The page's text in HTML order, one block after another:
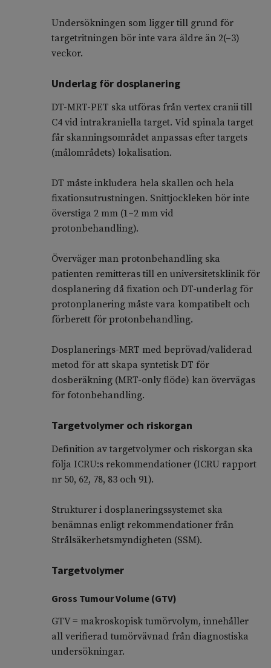
Undersökningen som ligger till grund för
targetritningen bör inte vara äldre än 2(–3)
veckor.
Underlag för dosplanering
DT-MRT-PET ska utföras från vertex cranii till
C4 vid intrakraniella target. Vid spinala target
får skanningsområdet anpassas efter targets
(målområdets) lokalisation.
DT måste inkludera hela skallen och hela
fixationsutrustningen. Snittjockleken bör inte
överstiga 2 mm (1–2 mm vid
protonbehandling).
Överväger man protonbehandling ska
patienten remitteras till en universitetsklinik för
dosplanering då fixation och DT-underlag för
protonplanering måste vara kompatibelt och
förberett för protonbehandling.
Dosplanerings-MRT med beprövad/validerad
metod för att skapa syntetisk DT för
dosberäkning (MRT-only flöde) kan övervägas
för fotonbehandling.
Targetvolymer och riskorgan
Definition av targetvolymer och riskorgan ska
följa ICRU:s rekommendationer (ICRU rapport
nr 50, 62, 78, 83 och 91).
Strukturer i dosplaneringssystemet ska
benämnas enligt rekommendationer från
Strålsäkerhetsmyndigheten (SSM).
Targetvolymer
Gross Tumour Volume (GTV)
GTV = makroskopisk tumörvolym, innehåller
all verifierad tumörvävnad från diagnostiska
undersökningar.